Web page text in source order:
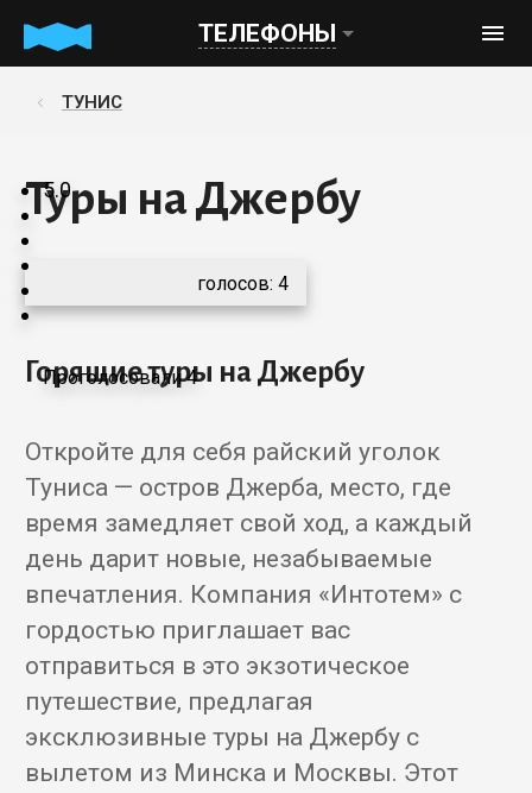
ТЕЛЕФОНЫ
ТУНИС
Туры на Джербу
5.0
Проголосовали 4
голосов: 4
Горящие туры на Джербу
Откройте для себя райский уголок
Туниса — остров Джерба, место, где
время замедляет свой ход, а каждый
день дарит новые, незабываемые
впечатления. Компания «Интотем» с
гордостью приглашает вас
отправиться в это экзотическое
путешествие, предлагая
эксклюзивные туры на Джербу с
вылетом из Минска и Москвы. Этот